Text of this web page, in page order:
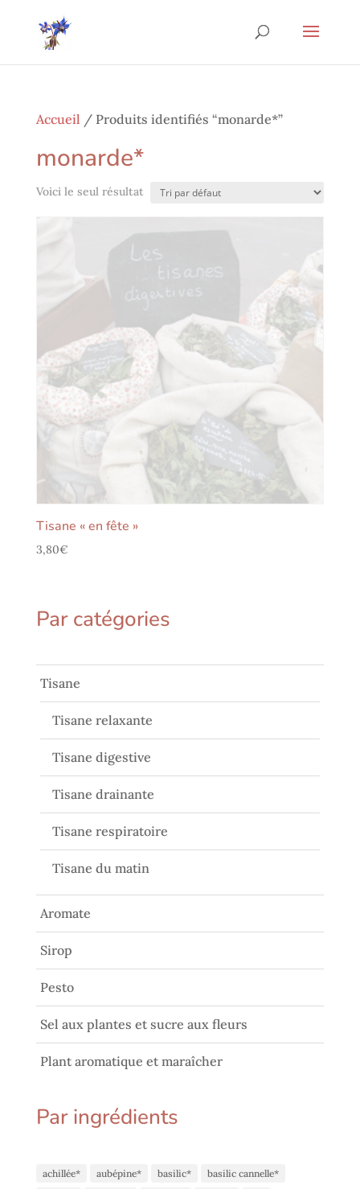
Accueil / Produits identifiés “monarde*”
monarde*
Voici le seul résultat
Tisane « en fête »
3,80€
Par catégories
Tisane
Tisane relaxante
Tisane digestive
Tisane drainante
Tisane respiratoire
Tisane du matin
Aromate
Sirop
Pesto
Sel aux plantes et sucre aux fleurs
Plant aromatique et maraîcher
Par ingrédients
achillée* aubépine* basilic*
basilic cannelle*